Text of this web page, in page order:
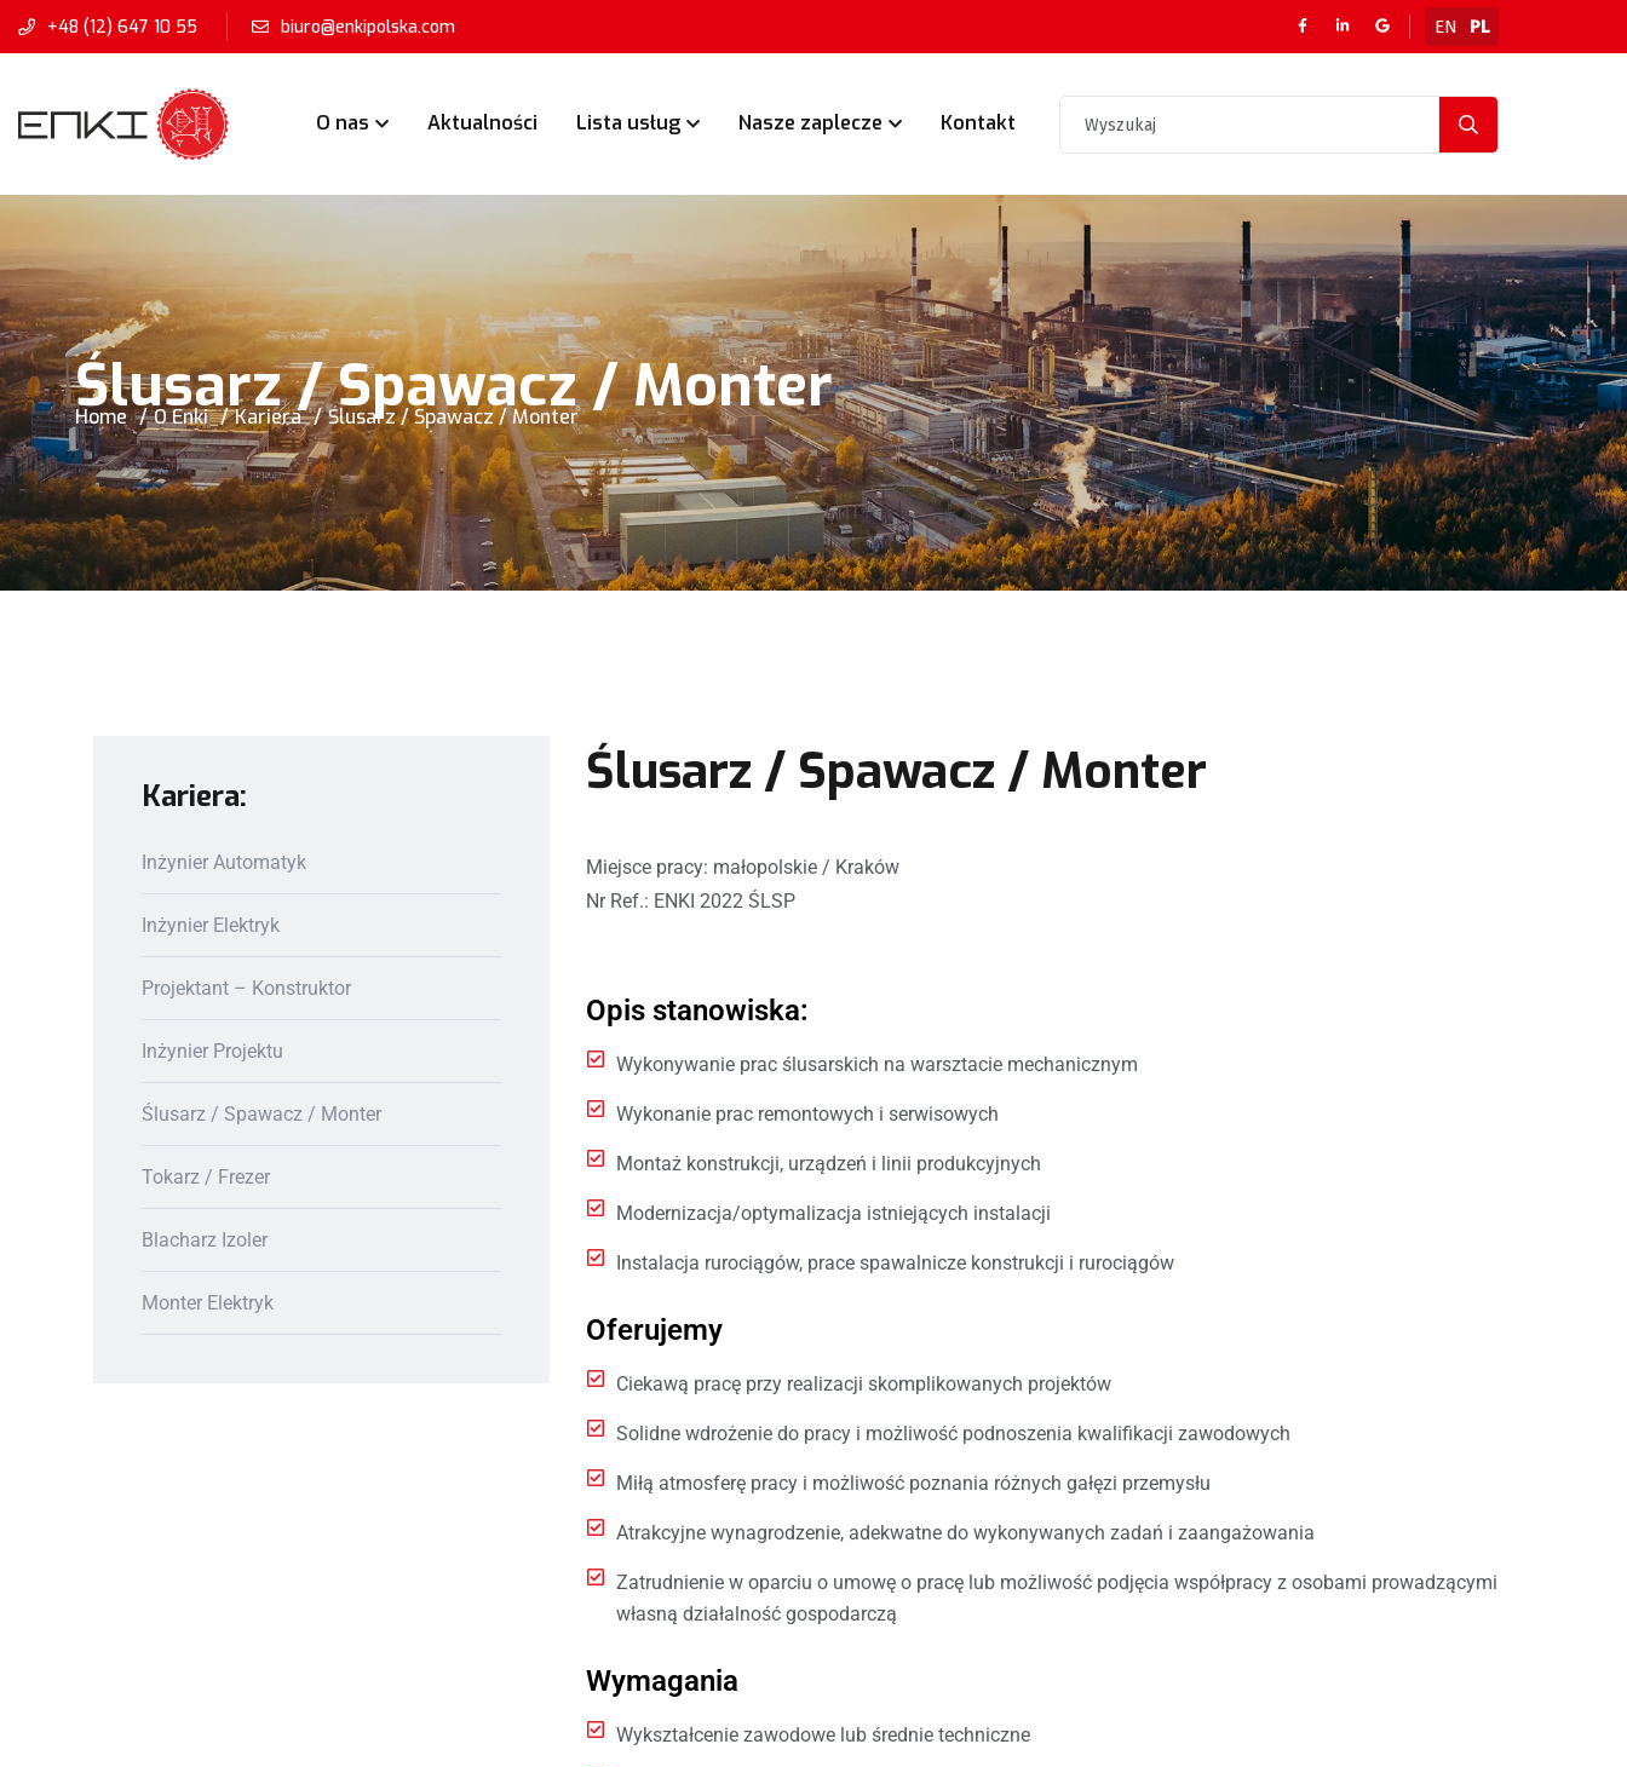
+48 (12) 647 10 55 biuro@enkipolska.com EN PL
O nas Aktualności Lista usług Nasze zaplecze Kontakt
Ślusarz / Spawacz / Monter
Home O Enki Kariera Ślusarz / Spawacz / Monter
Kariera:
Inżynier Automatyk
Inżynier Elektryk
Projektant – Konstruktor
Inżynier Projektu
Ślusarz / Spawacz / Monter
Tokarz / Frezer
Blacharz Izoler
Monter Elektryk
Ślusarz / Spawacz / Monter
Miejsce pracy: małopolskie / Kraków
Nr Ref.: ENKI 2022 ŚLSP
Opis stanowiska:
Wykonywanie prac ślusarskich na warsztacie mechanicznym
Wykonanie prac remontowych i serwisowych
Montaż konstrukcji, urządzeń i linii produkcyjnych
Modernizacja/optymalizacja istniejących instalacji
Instalacja rurociągów, prace spawalnicze konstrukcji i rurociągów
Oferujemy
Ciekawą pracę przy realizacji skomplikowanych projektów
Solidne wdrożenie do pracy i możliwość podnoszenia kwalifikacji zawodowych
Miłą atmosferę pracy i możliwość poznania różnych gałęzi przemysłu
Atrakcyjne wynagrodzenie, adekwatne do wykonywanych zadań i zaangażowania
Zatrudnienie w oparciu o umowę o pracę lub możliwość podjęcia współpracy z osobami prowadzącymi
własną działalność gospodarczą
Wymagania
Wykształcenie zawodowe lub średnie techniczne